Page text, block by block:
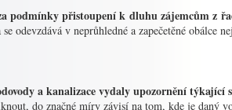
podmínky přistoupení k dluhu zájemcům z
odevzdává v neprůhledné a zapečetěné obálce
a kanalizace vydaly upozornění týkající
do značné míry závisí na tom, kde je daný